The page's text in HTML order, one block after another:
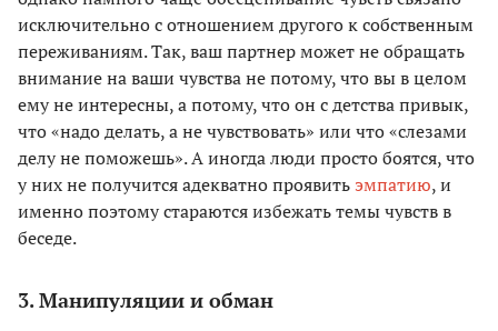
исключительно с отношением другого к собственным
переживаниям. Так, ваш партнер может не обращать
внимание на ваши чувства не потому, что вы в целом
ему не интересны, а потому, что он с детства привык,
что «надо делать, а не чувствовать» или что «слезами
делу не поможешь». А иногда люди просто боятся, что
у них не получится адекватно проявитьэмпатию, и
именно поэтому стараются избежать темы чувств в
беседе.
3. Манипуляции и обман